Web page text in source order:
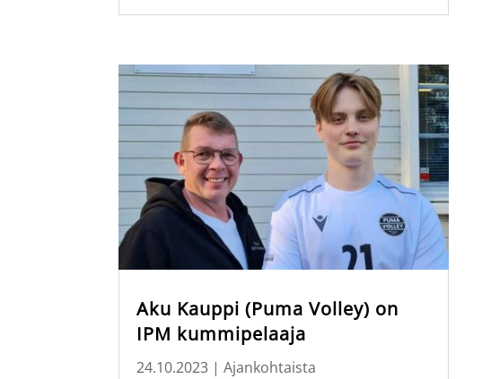
Aku Kauppi (Puma Volley) on
IPM kummipelaaja
24.10.2023 | Ajankohtaista